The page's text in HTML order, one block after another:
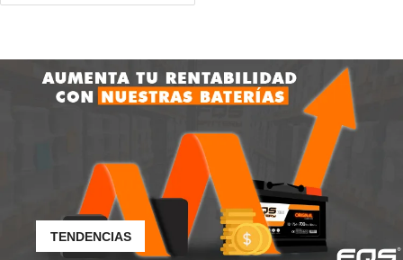
TENDENCIAS